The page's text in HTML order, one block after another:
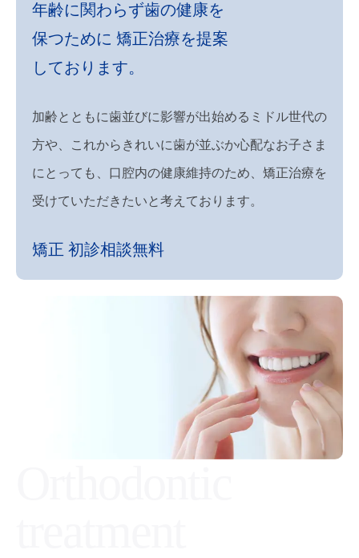
年齢に関わらず歯の健康を
保つために 矯正治療を提案
しております。
加齢とともに歯並びに影響が出始めるミドル世代の
方や、これからきれいに歯が並ぶか心配なお子さま
にとっても、口腔内の健康維持のため、矯正治療を
受けていただきたいと考えております。
矯正 初診相談無料